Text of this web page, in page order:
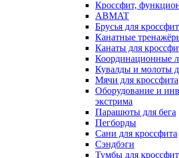
Кроссфит,
ABMAT
Брусья для
Канатные
Канаты для
Координационные
Кувалды и молоты
Мячи для кроссфита
Оборудование и
экстрима
Парашюты для бега
Пегборды
Сани для кроссфита
Сэндбэги
Тумбы для